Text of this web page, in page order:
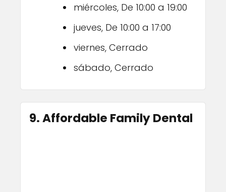
miércoles, De 10:00 a 19:00
jueves, De 10:00 a 17:00
viernes, Cerrado
sábado, Cerrado
9. Affordable Family Dental